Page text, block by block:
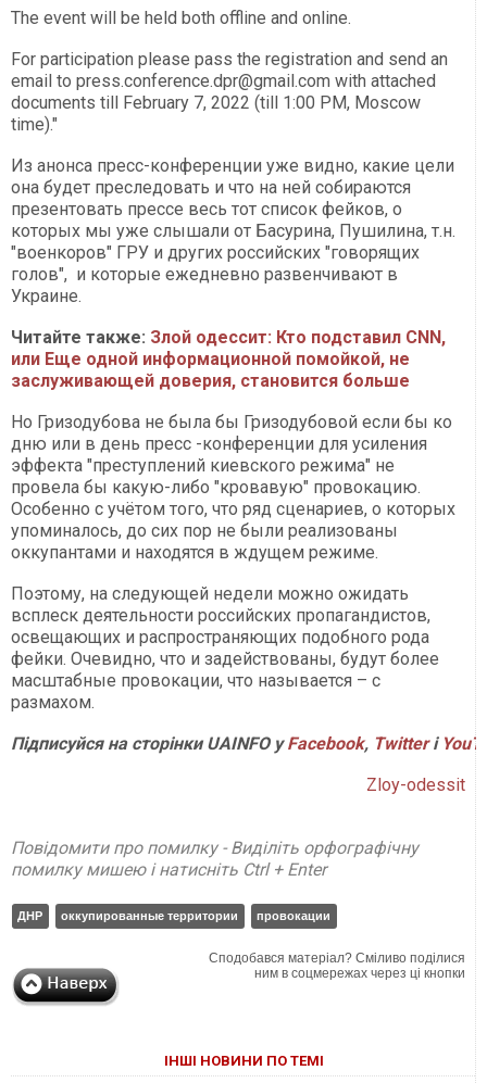
The event will be held both offline and online.
For participation please pass the registration and send an
email to press.conference.dpr@gmail.com with attached
documents till February 7, 2022 (till 1:00 PM, Moscow
time)."
Из анонса пресс-конференции уже видно, какие цели
она будет преследовать и что на ней собираются
презентовать прессе весь тот список фейков, о
которых мы уже слышали от Басурина, Пушилина, т.н.
"военкоров" ГРУ и других российских "говорящих
голов", и которые ежедневно развенчивают в
Украине.
Читайте также: Злой одессит: Кто подставил CNN,
или Еще одной информационной помойкой, не
заслуживающей доверия, становится больше
Но Гризодубова не была бы Гризодубовой если бы ко
дню или в день пресс -конференции для усиления
эффекта "преступлений киевского режима" не
провела бы какую-либо "кровавую" провокацию.
Особенно с учётом того, что ряд сценариев, о которых
упоминалось, до сих пор не были реализованы
оккупантами и находятся в ждущем режиме.
Поэтому, на следующей недели можно ожидать
всплеск деятельности российских пропагандистов,
освещающих и распространяющих подобного рода
фейки. Очевидно, что и задействованы, будут более
масштабные провокации, что называется – с
размахом.
Підписуйся на сторінки UAINFO уFacebook, Twitterі
Zloy-odessit
Повідомити про помилку - Виділіть орфографічну
помилку мишею і натисніть Ctrl + Enter
ДНР оккупированные территории провокации
Сподобався матеріал? Сміливо поділися
ним в соцмережах через ці кнопки
ІНШІ НОВИНИ ПО ТЕМІ